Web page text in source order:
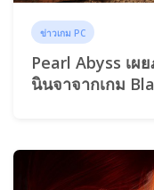
ข่าวเกม PC
Pearl Abyss เผ
นินจาจากเกม